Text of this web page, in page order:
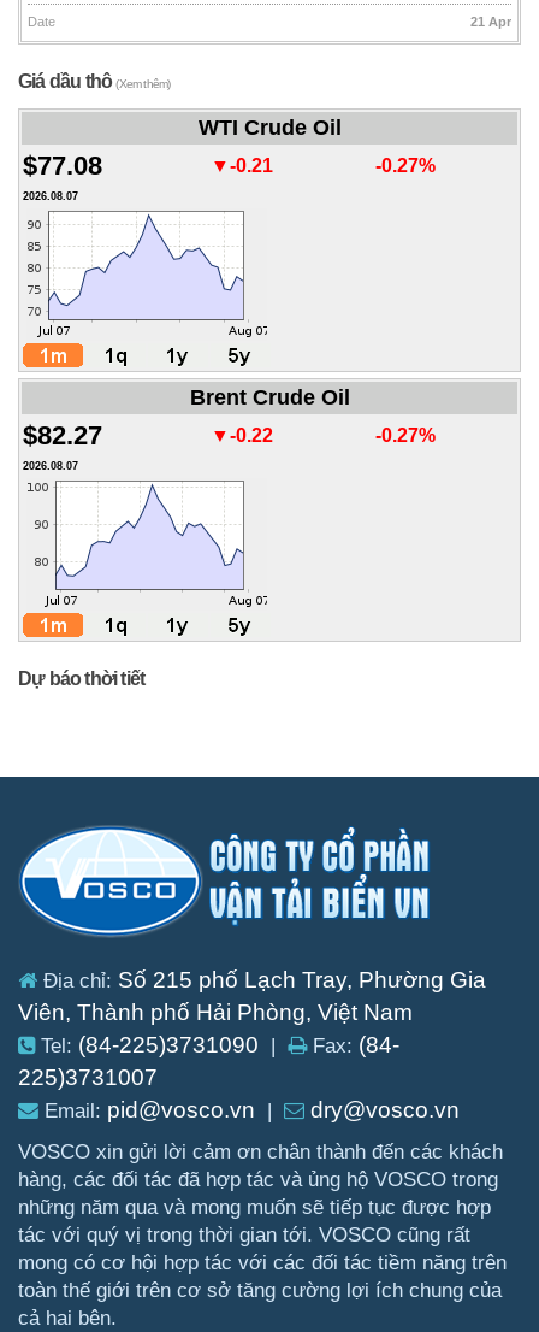
Date 21 Apr
Giá dầu thô(Xem thêm)
WTI Crude Oil
$77.08 ▼-0.21 -0.27%
2026.08.07
Brent Crude Oil
$82.27 ▼-0.22 -0.27%
2026.08.07
Dự báo thời tiết
Địa chỉ: Số 215 phố Lạch Tray, Phường Gia
Viên, Thành phố Hải Phòng, Việt Nam
Tel: (84-225)3731090 | Fax: (84-
225)3731007
Email: pid@vosco.vn | dry@vosco.vn
VOSCO xin gửi lời cảm ơn chân thành đến các khách
hàng, các đối tác đã hợp tác và ủng hộ VOSCO trong
những năm qua và mong muốn sẽ tiếp tục được hợp
tác với quý vị trong thời gian tới. VOSCO cũng rất
mong có cơ hội hợp tác với các đối tác tiềm năng trên
toàn thế giới trên cơ sở tăng cường lợi ích chung của
cả hai bên.